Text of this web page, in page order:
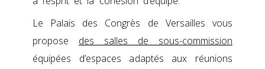
Le Palais des Congrès de Versailles vous
propose des salles de sous-commission
équipées d’espaces adaptés aux réunions